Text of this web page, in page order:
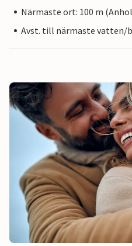
Närmaste ort: 100 m
Avst. till närmaste vatten/